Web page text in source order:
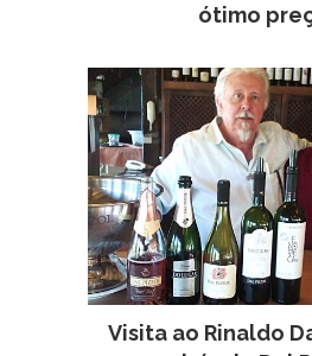
ótimo
Visita ao Rinaldo